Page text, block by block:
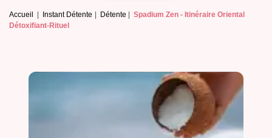
Accueil Instant Détente Détente Spadium Zen - Itinéraire Oriental
Détoxifiant-Rituel